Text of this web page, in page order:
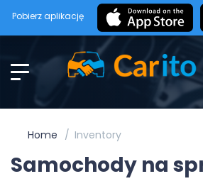
Pobierz aplikację
Home Inventory
Samochody na